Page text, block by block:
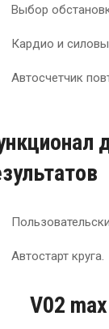
и силовые
круга.